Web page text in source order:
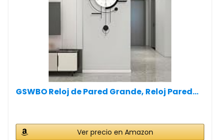
GSWBO Reloj de Pared Grande, Reloj Pared...
Ver precio en Amazon